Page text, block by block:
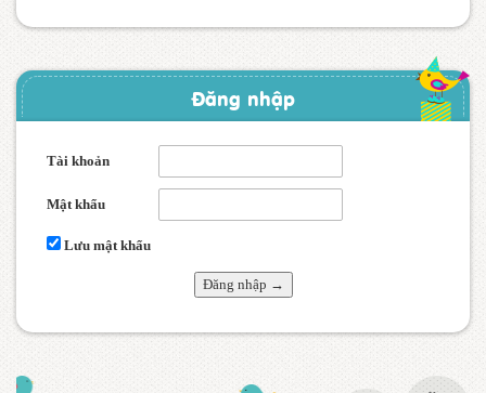
Đăng nhập
Tài khoản
Mật khẩu
Lưu mật khẩu